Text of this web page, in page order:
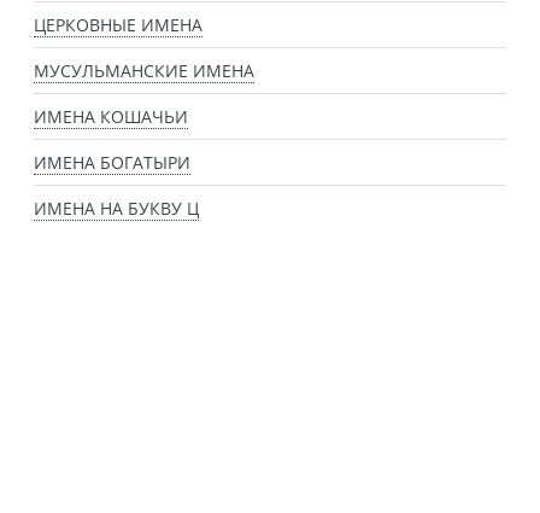
ЦЕРКОВНЫЕ ИМЕНА
МУСУЛЬМАНСКИЕ ИМЕНА
ИМЕНА КОШАЧЬИ
ИМЕНА БОГАТЫРИ
ИМЕНА НА БУКВУ Ц